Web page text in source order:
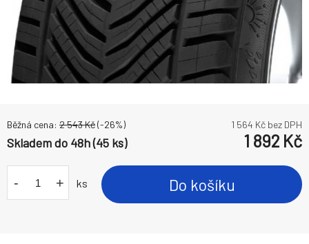
Běžná cena: 2 543Kč(-26%) 1 564 Kč bez DPH
Skladem do 48h (45 ks) 1 892 Kč
- + ks Do košíku